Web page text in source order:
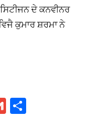
ਦੇ ਕਨਵੀਨਰ
ਕੁਮਾਰ ਸ਼ਰਮਾ ਨੇ
G